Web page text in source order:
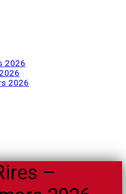
2026
2026
–